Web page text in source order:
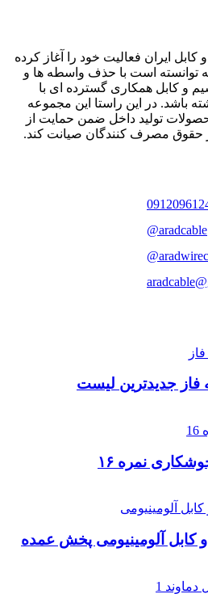
و کابل ایران فعالیت خود را آغاز کرده
سال گذشته توانسته است با حذف واسطه ها و
و کابل همکاری گسترده ای با
باشد. در این راستا این مجموعه
تولید داخل ضمن حمایت از
حقوق مصرف کنندگان صیانت کند.
@aradcable
جدیدترین لیست
نمره ۱۶
آلومینیومی پخش عمده